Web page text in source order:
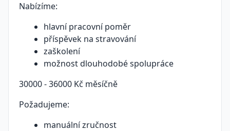
Nabízíme:
hlavní pracovní poměr
příspěvek na stravování
zaškolení
možnost dlouhodobé spolupráce
30000 - 36000 Kč měsíčně
Požadujeme:
manuální zručnost